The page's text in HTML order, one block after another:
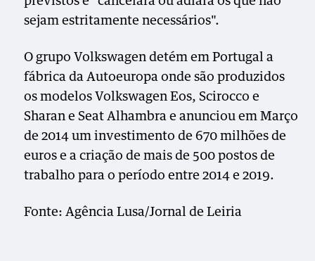
sejam estritamente necessários".
O grupo Volkswagen detém em Portugal a
fábrica da Autoeuropa onde são produzidos
os modelos Volkswagen Eos, Scirocco e
Sharan e Seat Alhambra e anunciou em Março
de 2014 um investimento de 670 milhões de
euros e a criação de mais de 500 postos de
trabalho para o período entre 2014 e 2019.
Fonte: Agência Lusa/Jornal de Leiria